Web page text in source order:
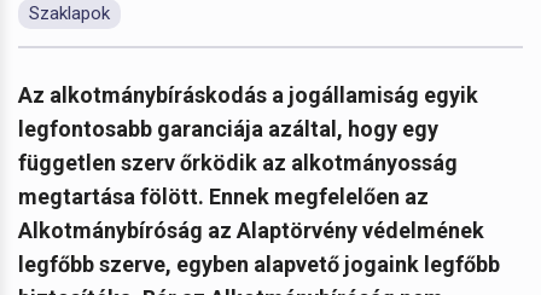
Szaklapok
Az alkotmánybíráskodás a jogállamiság egyik
legfontosabb garanciája azáltal, hogy egy
független szerv őrködik az alkotmányosság
megtartása fölött. Ennek megfelelően az
Alkotmánybíróság az Alaptörvény védelmének
legfőbb szerve, egyben alapvető jogaink legfőbb